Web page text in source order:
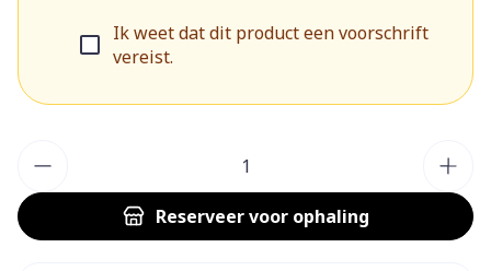
Ik weet dat dit product een voorschrift
vereist.
Reserveervoor ophaling